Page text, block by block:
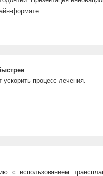
формате.
процесс лечения.
с использованием